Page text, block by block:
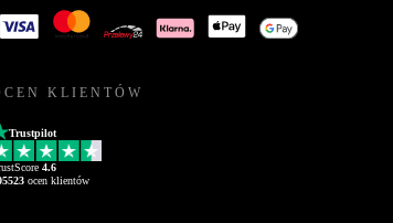
KLIENTÓW
Trustpilot
4.6
ocen klientów